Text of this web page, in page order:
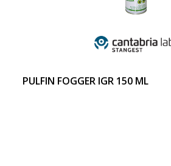
PULFIN FOGGER IGR 150 ML